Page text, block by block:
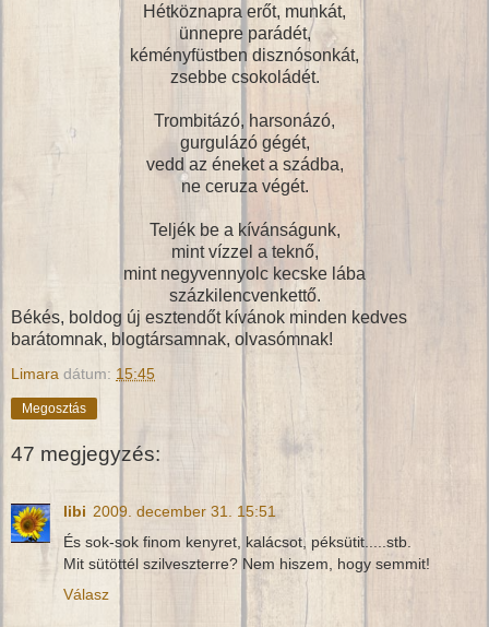
Hétköznapra erőt, munkát,
ünnepre parádét,
kéményfüstben disznósonkát,
zsebbe csokoládét.
Trombitázó, harsonázó,
gurgulázó gégét,
vedd az éneket a szádba,
ne ceruza végét.
Teljék be a kívánságunk,
mint vízzel a teknő,
mint negyvennyolc kecske lába
százkilencvenkettő.
Békés, boldog új esztendőt kívánok minden kedves
barátomnak, blogtársamnak, olvasómnak!
Limara dátum: 15:45
Megosztás
47 megjegyzés:
libi 2009. december 31. 15:51
És sok-sok finom kenyret, kalácsot, péksütit.....stb.
Mit sütöttél szilveszterre? Nem hiszem, hogy semmit!
Válasz